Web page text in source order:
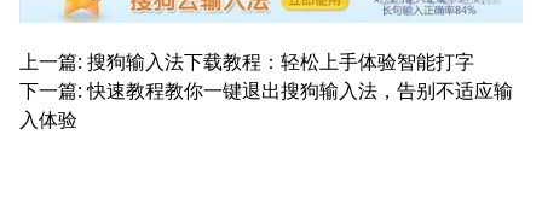
上一篇: 搜狗输入法下载教程：轻松上手体验智能打字
下一篇: 快速教程教你一键退出搜狗输入法，告别不适应输
入体验